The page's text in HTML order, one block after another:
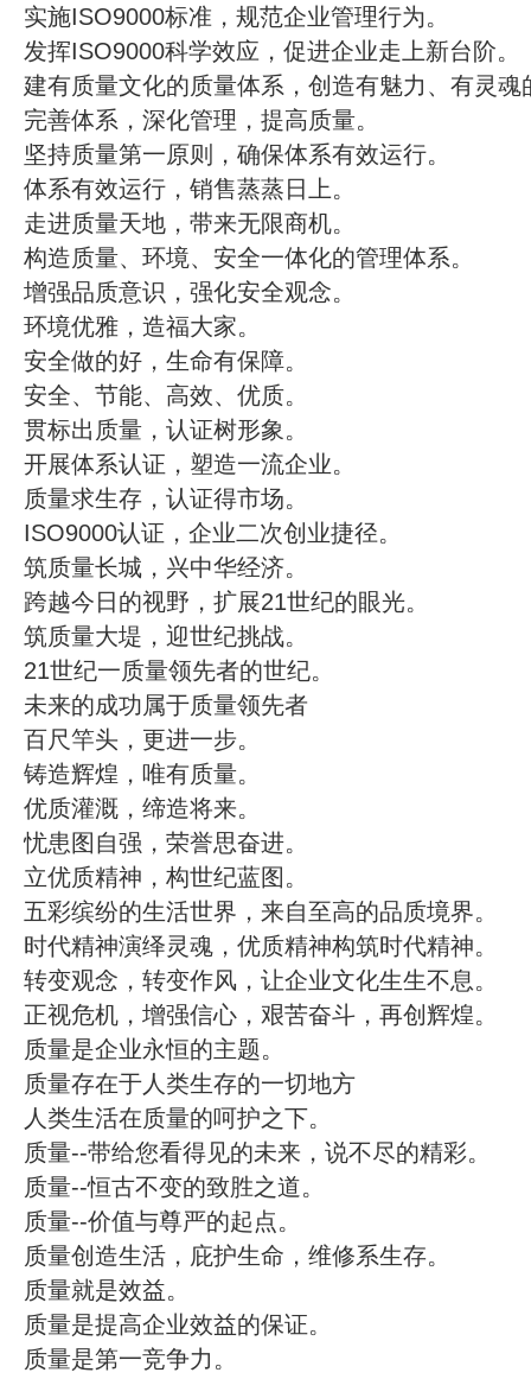
实施ISO9000标准，规范企业管理行为。
发挥ISO9000科学效应，促进企业走上新台阶。
建有质量文化的质量体系，创造有魅力、有灵魂
完善体系，深化管理，提高质量。
坚持质量第一原则，确保体系有效运行。
体系有效运行，销售蒸蒸日上。
走进质量天地，带来无限商机。
构造质量、环境、安全一体化的管理体系。
增强品质意识，强化安全观念。
环境优雅，造福大家。
安全做的好，生命有保障。
安全、节能、高效、优质。
贯标出质量，认证树形象。
开展体系认证，塑造一流企业。
质量求生存，认证得市场。
ISO9000认证，企业二次创业捷径。
筑质量长城，兴中华经济。
跨越今日的视野，扩展21世纪的眼光。
筑质量大堤，迎世纪挑战。
21世纪一质量领先者的世纪。
未来的成功属于质量领先者
百尺竿头，更进一步。
铸造辉煌，唯有质量。
优质灌溉，缔造将来。
忧患图自强，荣誉思奋进。
立优质精神，构世纪蓝图。
五彩缤纷的生活世界，来自至高的品质境界。
时代精神演绎灵魂，优质精神构筑时代精神。
转变观念，转变作风，让企业文化生生不息。
正视危机，增强信心，艰苦奋斗，再创辉煌。
质量是企业永恒的主题。
质量存在于人类生存的一切地方
人类生活在质量的呵护之下。
质量--带给您看得见的未来，说不尽的精彩。
质量--恒古不变的致胜之道。
质量--价值与尊严的起点。
质量创造生活，庇护生命，维修系生存。
质量就是效益。
质量是提高企业效益的保证。
质量是第一竞争力。